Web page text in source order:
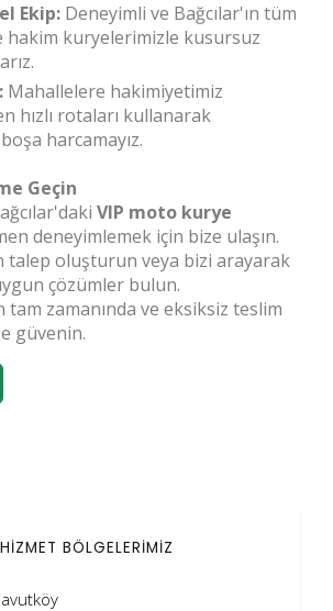
Ekip: Deneyimli ve Bağcılar'ın tüm
hakim kuryelerimizle kusursuz
Mahallelere hakimiyetimiz
hızlı rotaları kullanarak
boşa harcamayız.
Geçin
VIP moto kurye
deneyimlemek için bize ulaşın.
talep oluşturun veya bizi arayarak
çözümler bulun.
zamanında ve eksiksiz teslim
güvenin.
HİZMET BÖLGELERİMİZ